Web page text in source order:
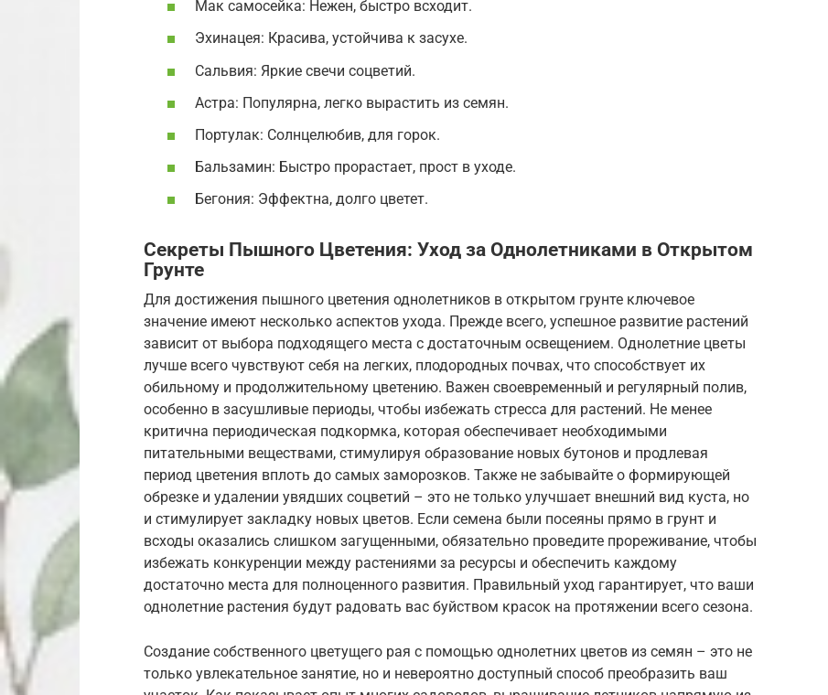
Мак самосейка: Нежен, быстро всходит.
Эхинацея: Красива, устойчива к засухе.
Сальвия: Яркие свечи соцветий.
Астра: Популярна, легко вырастить из семян.
Портулак: Солнцелюбив, для горок.
Бальзамин: Быстро прорастает, прост в уходе.
Бегония: Эффектна, долго цветет.
Секреты Пышного Цветения: Уход за Однолетниками в Открытом
Грунте
Для достижения пышного цветения однолетников в открытом грунте ключевое
значение имеют несколько аспектов ухода. Прежде всего, успешное развитие растений
зависит от выбора подходящего места с достаточным освещением. Однолетние цветы
лучше всего чувствуют себя на легких, плодородных почвах, что способствует их
обильному и продолжительному цветению. Важен своевременный и регулярный полив,
особенно в засушливые периоды, чтобы избежать стресса для растений. Не менее
критична периодическая подкормка, которая обеспечивает необходимыми
питательными веществами, стимулируя образование новых бутонов и продлевая
период цветения вплоть до самых заморозков. Также не забывайте о формирующей
обрезке и удалении увядших соцветий – это не только улучшает внешний вид куста, но
и стимулирует закладку новых цветов. Если семена были посеяны прямо в грунт и
всходы оказались слишком загущенными, обязательно проведите прореживание, чтобы
избежать конкуренции между растениями за ресурсы и обеспечить каждому
достаточно места для полноценного развития. Правильный уход гарантирует, что ваши
однолетние растения будут радовать вас буйством красок на протяжении всего сезона.
Создание собственного цветущего рая с помощью однолетних цветов из семян – это не
только увлекательное занятие, но и невероятно доступный способ преобразить ваш